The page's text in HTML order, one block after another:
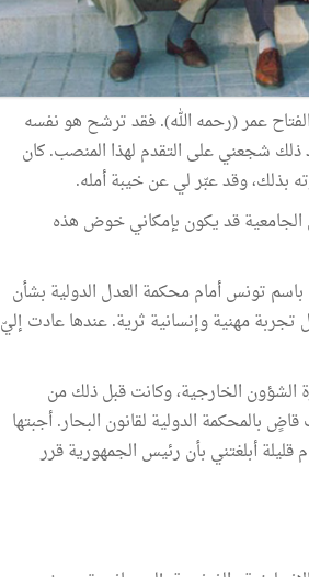
عمر (رحمه الله). فقد ترشح هو نفسه
شجعني على التقدم لهذا المنصب. كان
بذلك، وقد عبّر لي عن خيبة أمله.
الجامعية قد يكون بإمكاني خوض هذه
تونس أمام محكمة العدل الدولية بشأن
تجربة مهنية وإنسانية ثرية. عندها عادت إليّ
الشؤون الخارجية، وكانت قبل ذلك من
الدولية لقانون البحار. أجبتها
قليلة أبلغتني بأن رئيس الجمهورية قرر